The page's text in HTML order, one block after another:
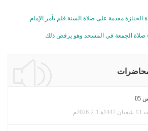
مقدمة على صلاة السنة فلم يأمر الإمام
صلاة الجمعة في المسجد وهو يرفض ذلك
1-2-2026م